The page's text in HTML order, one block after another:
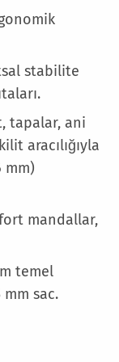
stabilite
tapalar, ani
aracılığıyla
mm)
mandallar,
temel
sac.